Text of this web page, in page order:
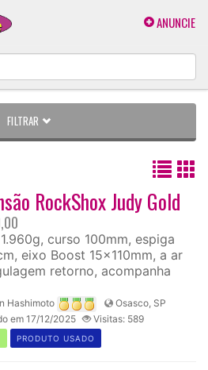
ANUNCIE
FILTRAR
RockShox Judy Gold
curso 100mm, espiga
eixo Boost 15x110mm, a ar
retorno, acompanha
Hashimoto
Osasco, SP
em 17/12/2025
Visitas: 589
PRODUTO USADO